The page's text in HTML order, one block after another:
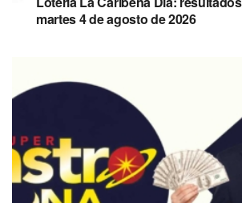
martes 4 de agosto de 2026